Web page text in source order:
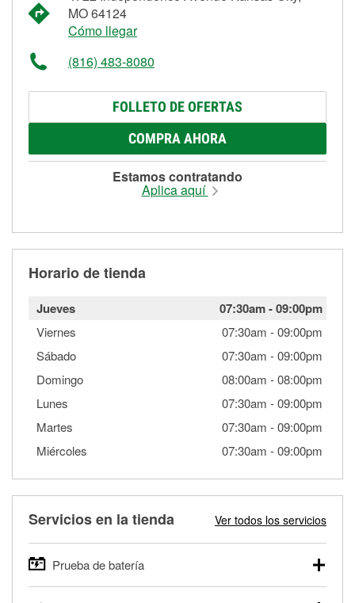
MO 64124
Cómo llegar
(816) 483-8080
FOLLETO DE OFERTAS
COMPRA AHORA
Estamos contratando
Aplica aquí
Horario de tienda
Jueves 07:30am-09:00pm
Viernes 07:30am -09:00pm
Sábado
07:30am -09:00pm
Domingo
08:00am -08:00pm
Lunes
07:30am -09:00pm
Martes
07:30am -09:00pm
Miércoles
07:30am -09:00pm
Servicios en la tienda Ver todos los servicios
Prueba de batería